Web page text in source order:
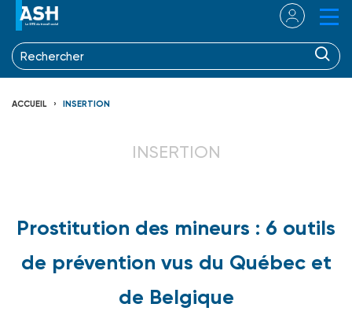
ACCUEIL INSERTION
INSERTION
Prostitution des mineurs : 6 outils
de prévention vus du Québec et
de Belgique